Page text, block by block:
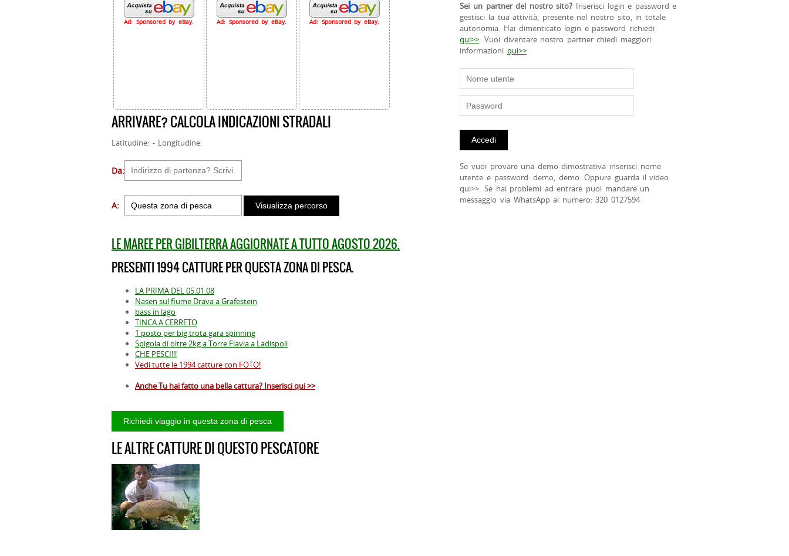
Ad: Sponsored by eBay. Ad: Sponsored by eBay. Ad: Sponsored by eBay.
ARRIVARE? CALCOLA INDICAZIONI STRADALI
Latitudine: - Longitudine:
Da:
A:
LE MAREE PER GIBILTERRA AGGIORNATE A TUTTO AGOSTO 2026.
PRESENTI 1994 CATTURE PER QUESTA ZONA DI PESCA.
LA PRIMA DEL 05.01.08
Nasen sul fiume Drava a Grafestein
bass in lago
TINCA A CERRETO
1 posto per big trota gara spinning
Spigola di oltre 2kg a Torre Flavia a Ladispoli
CHE PESCI!!!
Vedi tutte le 1994 catture con FOTO!
Anche Tu hai fatto una bella cattura? Inserisci qui >>
LE ALTRE CATTURE DI QUESTO PESCATORE
Sei un partner del nostro sito? Inserisci login e password e
gestisci la tua attività, presente nel nostro sito, in totale
autonomia. Hai dimenticato login e password richiedi
qui>>. Vuoi diventare nostro partner chiedi maggiori
informazioniqui>>
Se vuoi provare una demo dimostrativa inserisci nome
utente e password: demo, demo. Oppure guarda il video
qui>>. Se hai problemi ad entrare puoi mandare un
messaggio via WhatsApp al numero: 320 0127594